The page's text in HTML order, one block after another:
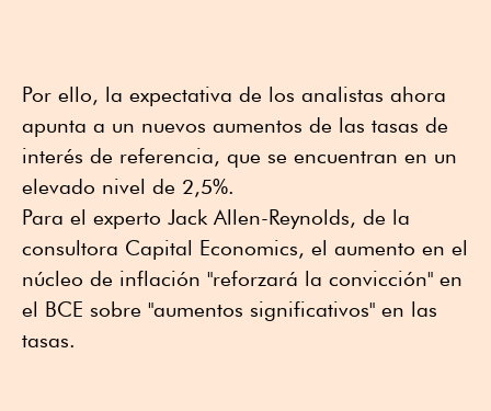
Por ello, la expectativa de los analistas ahora
apunta a un nuevos aumentos de las tasas de
interés de referencia, que se encuentran en un
elevado nivel de 2,5%.
Para el experto Jack Allen-Reynolds, de la
consultora Capital Economics, el aumento en el
núcleo de inflación "reforzará la convicción" en
el BCE sobre "aumentos significativos" en las
tasas.